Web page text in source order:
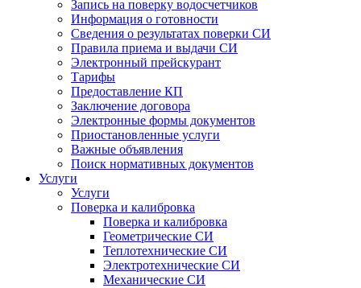
Запись на поверку водосчетчиков
Информация о готовности
Сведения о результатах поверки СИ
Правила приема и выдачи СИ
Электронный прейскурант
Тарифы
Предоставление КП
Заключение договора
Электронные формы документов
Приостановленные услуги
Важные объявления
Поиск нормативных документов
Услуги
Услуги
Поверка и калибровка
Поверка и калибровка
Геометрические СИ
Теплотехнические СИ
Электротехнические СИ
Механические СИ